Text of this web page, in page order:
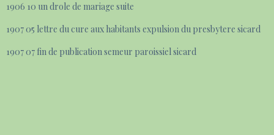
1906 10 un drole de mariage suite
1907 05 lettre du cure aux habitants expulsion du presbytere sicard
1907 07 fin de publication semeur paroissiel sicard